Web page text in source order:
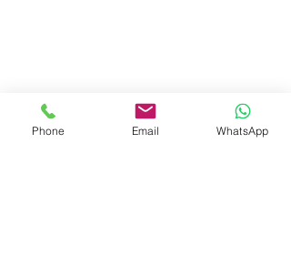
Phone Email WhatsApp